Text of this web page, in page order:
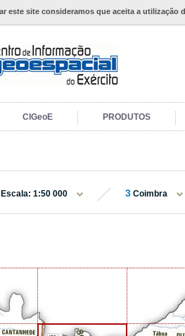
este site consideramos que aceita a utilização
CIGeoE PRODUTOS
Escala: 1:50 000 3 Coimbra